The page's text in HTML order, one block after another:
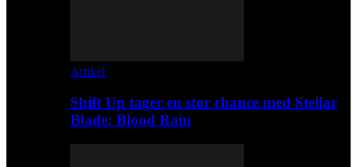
Artikel
Shift Up tager en stor chance med Stellar
Blade: Blood Rain